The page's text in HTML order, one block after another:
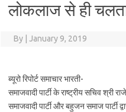
लोकलाज से ही
By January 9, 2019
ब्यूरो रिपोर्ट समाचार भारती-
समाजवादी पार्टी के राष्ट्रीय सचिव श्री
समाजवादी पार्टी और बहुजन समाज